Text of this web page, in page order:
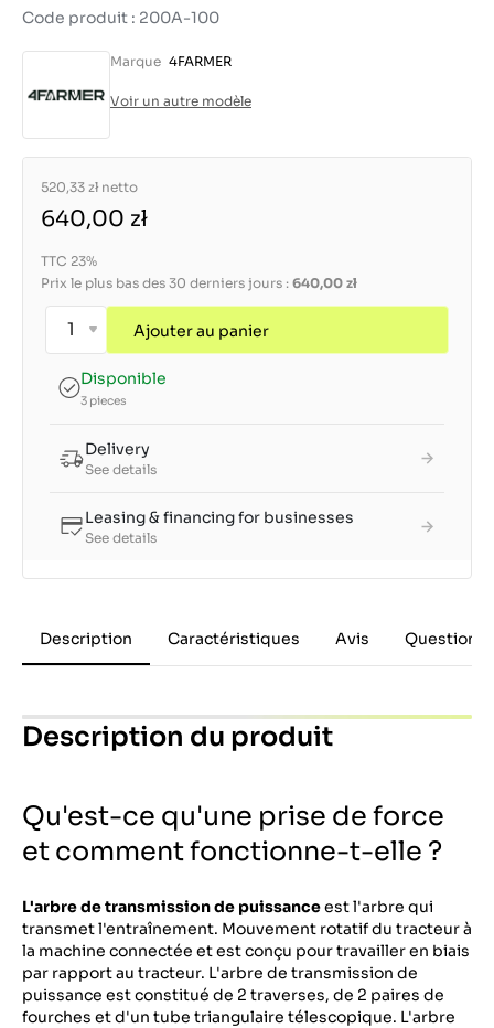
Code produit : 200A-100
Marque 4FARMER
Voir un autre modèle
520,33 zł netto
640,00 zł
TTC 23%
Prix le plus bas des 30 derniers jours : 640,00 zł
Ajouter au panier
Disponible
3 pieces
Delivery
See details
Leasing & financing for businesses
See details
Description Caractéristiques Avis Questions
Description du produit
Qu'est-ce qu'une prise de force
et comment fonctionne-t-elle ?
L'arbre de transmission de puissanceest l'arbre qui
transmet l'entraînement. Mouvement rotatif du tracteur à
la machine connectée et est conçu pour travailler en biais
par rapport au tracteur. L'arbre de transmission de
puissance est constitué de 2 traverses, de 2 paires de
fourches et d'un tube triangulaire télescopique. L'arbre